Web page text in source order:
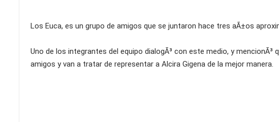
Los Euca, es un grupo de amigos que se juntaron hace tres aÃ±os
Uno de los integrantes del equipo dialogÃ³ con este medio, y mencionÃ³
amigos y van a tratar de representar a Alcira Gigena de la mejor manera.